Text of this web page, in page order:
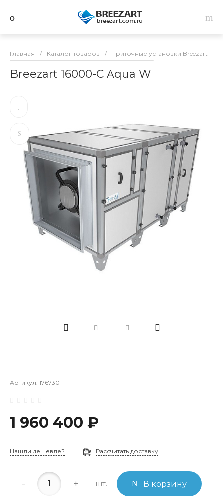
Главная / Каталог товаров / Приточные установки Breezart /
Breezart 16000-C Aqua W
Артикул: 176730
1 960 400 ₽
Нашли дешевле? Рассчитать доставку
- + шт. В корзину